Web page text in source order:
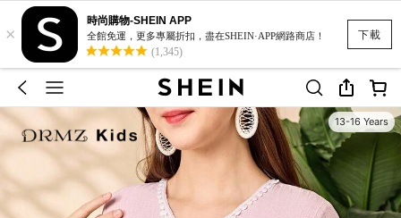
下載
×
時尚購物-SHEIN APP
全館免運，更多專屬折扣，盡在SHEIN·APP網路商店！
(1,345)
13-16 Years